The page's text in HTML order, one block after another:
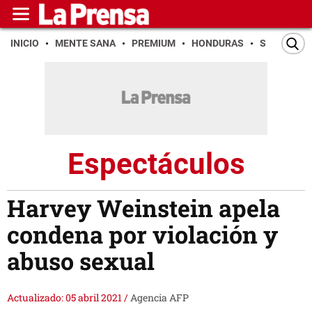
INICIO MENTE SANA PREMIUM HONDURAS SAN PEDRO
Espectáculos
Harvey Weinstein apela
condena por violación y
abuso sexual
Actualizado: 05 abril 2021/Agencia AFP